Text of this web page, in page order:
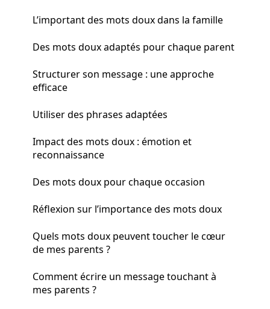
L’important des mots doux dans la famille
Des mots doux adaptés pour chaque parent
Structurer son message : une approche
efficace
Utiliser des phrases adaptées
Impact des mots doux : émotion et
reconnaissance
Des mots doux pour chaque occasion
Réflexion sur l’importance des mots doux
Quels mots doux peuvent toucher le cœur
de mes parents ?
Comment écrire un message touchant à
mes parents ?